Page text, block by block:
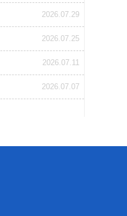
2026.07.29
2026.07.25
2026.07.11
2026.07.07